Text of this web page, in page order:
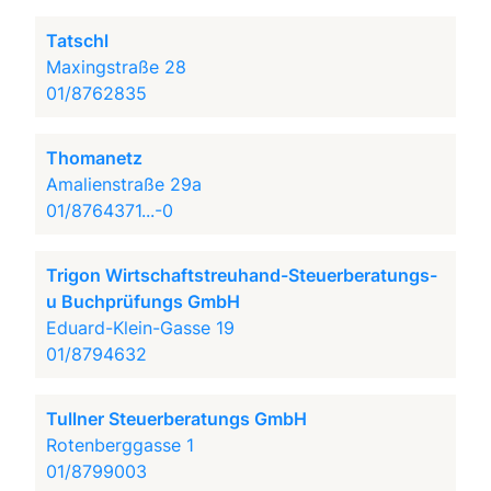
Tatschl
Maxingstraße 28
01/8762835
Thomanetz
Amalienstraße 29a
01/8764371...-0
Trigon Wirtschaftstreuhand-Steuerberatungs-
u Buchprüfungs GmbH
Eduard-Klein-Gasse 19
01/8794632
Tullner Steuerberatungs GmbH
Rotenberggasse 1
01/8799003